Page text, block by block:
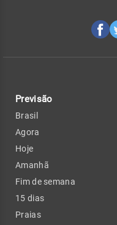
Previsão
Brasil
Agora
Hoje
Amanhã
Fim de semana
15 dias
Praias